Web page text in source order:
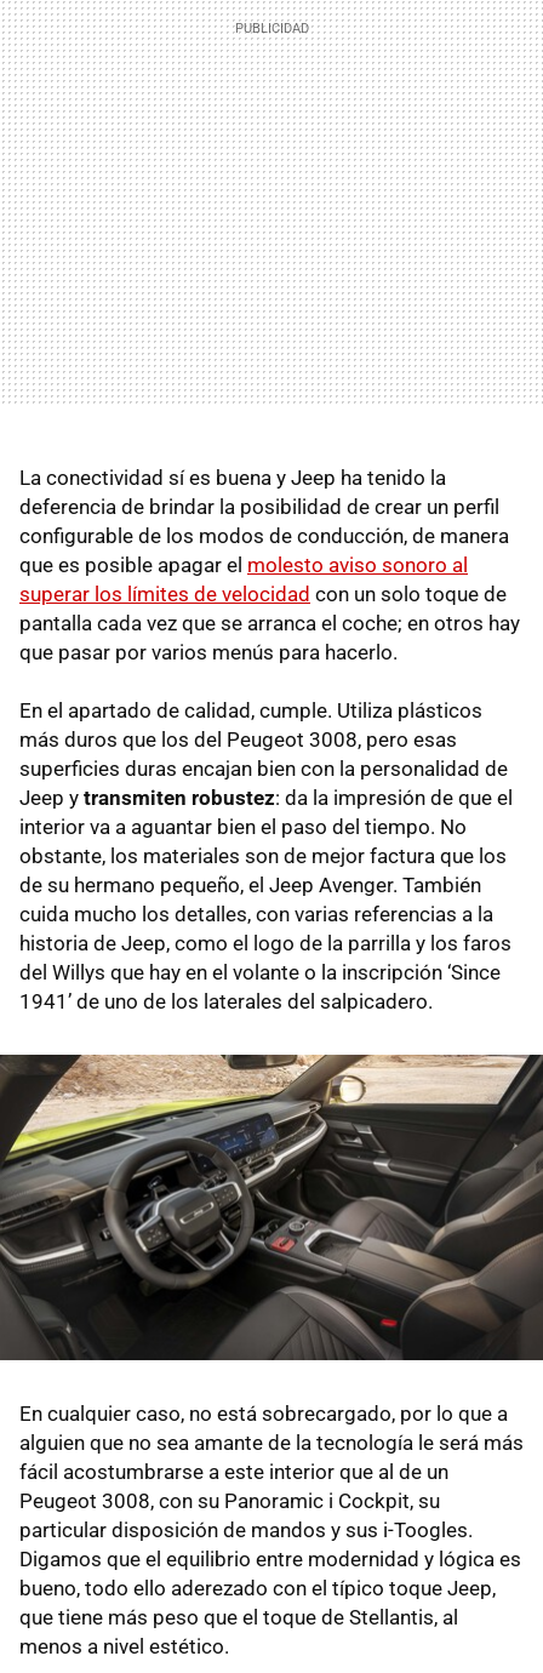
La conectividad sí es buena y Jeep ha tenido la
deferencia de brindar la posibilidad de crear un perfil
configurable de los modos de conducción, de manera
que es posible apagar el molesto aviso sonoro al
superar los límites de velocidad con un solo toque de
pantalla cada vez que se arranca el coche; en otros hay
que pasar por varios menús para hacerlo.
En el apartado de calidad, cumple. Utiliza plásticos
más duros que los del Peugeot 3008, pero esas
superficies duras encajan bien con la personalidad de
Jeep y transmiten robustez: da la impresión de que el
interior va a aguantar bien el paso del tiempo. No
obstante, los materiales son de mejor factura que los
de su hermano pequeño, el Jeep Avenger. También
cuida mucho los detalles, con varias referencias a la
historia de Jeep, como el logo de la parrilla y los faros
del Willys que hay en el volante o la inscripción ‘Since
1941’ de uno de los laterales del salpicadero.
En cualquier caso, no está sobrecargado, por lo que a
alguien que no sea amante de la tecnología le será más
fácil acostumbrarse a este interior que al de un
Peugeot 3008, con su Panoramic i Cockpit, su
particular disposición de mandos y sus i-Toogles.
Digamos que el equilibrio entre modernidad y lógica es
bueno, todo ello aderezado con el típico toque Jeep,
que tiene más peso que el toque de Stellantis, al
menos a nivel estético.